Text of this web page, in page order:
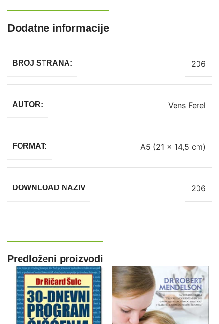
Dodatne informacije
BROJ STRANA: 206
AUTOR: Vens Ferel
FORMAT: A5 (21 x 14,5 cm)
DOWNLOAD NAZIV 206
Predloženi proizvodi